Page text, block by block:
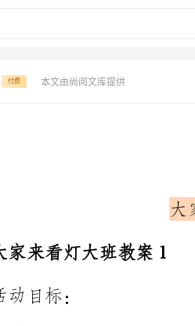
付费 本文由尚阅文库提供